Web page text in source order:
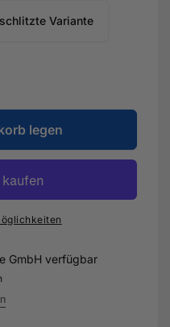
Variante
legen
GmbH verfügbar